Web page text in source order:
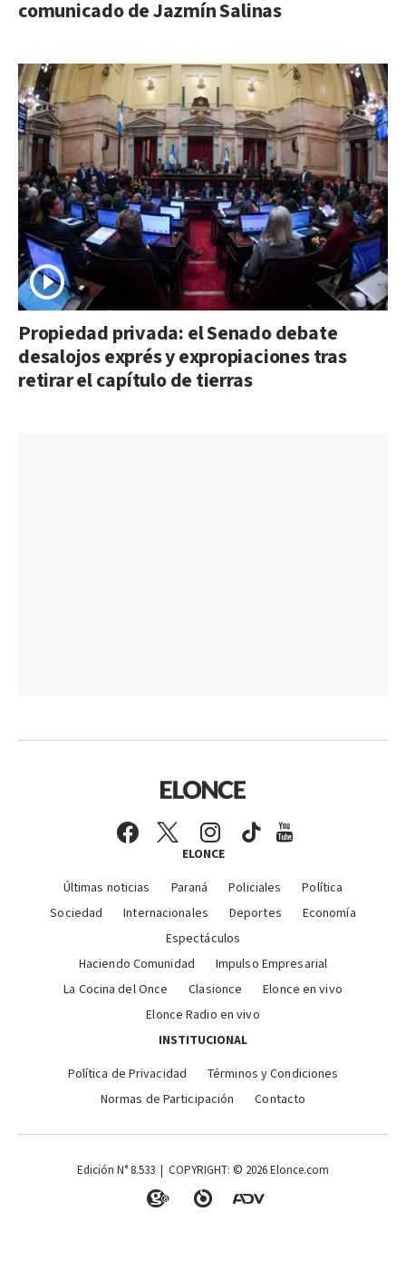
comunicado de Jazmín Salinas
Propiedad privada: el Senado debate
desalojos exprés y expropiaciones tras
retirar el capítulo de tierras
ELONCE
Últimas noticias Paraná Policiales
Política
Sociedad
Internacionales Deportes
Economía
Espectáculos
Haciendo Comunidad
Impulso Empresarial
La Cocina del Once
Clasionce
Elonce en vivo
Elonce Radio en vivo
INSTITUCIONAL
Política de Privacidad
Términos y Condiciones
Normas de Participación
Contacto
Edición N° 8.533 | COPYRIGHT: © 2026 Elonce.com